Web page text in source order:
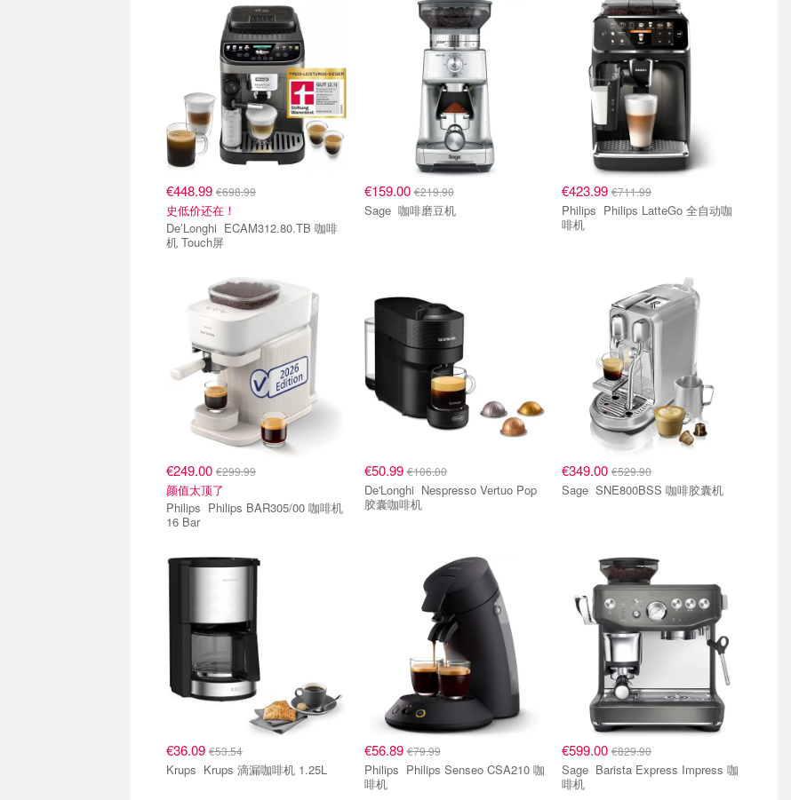
€448.99 €698.99
史低价还在！
De’Longhi ECAM312.80.TB 咖啡
机 Touch屏
€159.00€219.90
Sage 咖啡磨豆机
€423.99 €711.99
Philips Philips LatteGo 全自动咖
啡机
€249.00 €299.99
颜值太顶了
Philips Philips BAR305/00 咖啡机
16 Bar
€50.99€106.00
De'Longhi Nespresso Vertuo Pop
胶囊咖啡机
€349.00 €529.90
Sage SNE800BSS 咖啡胶囊机
€36.09 €53.54
Krups Krups 滴漏咖啡机 1.25L
€56.89€79.99
Philips Philips Senseo CSA210 咖
啡机
€599.00 €829.90
Sage Barista Express Impress 咖
啡机